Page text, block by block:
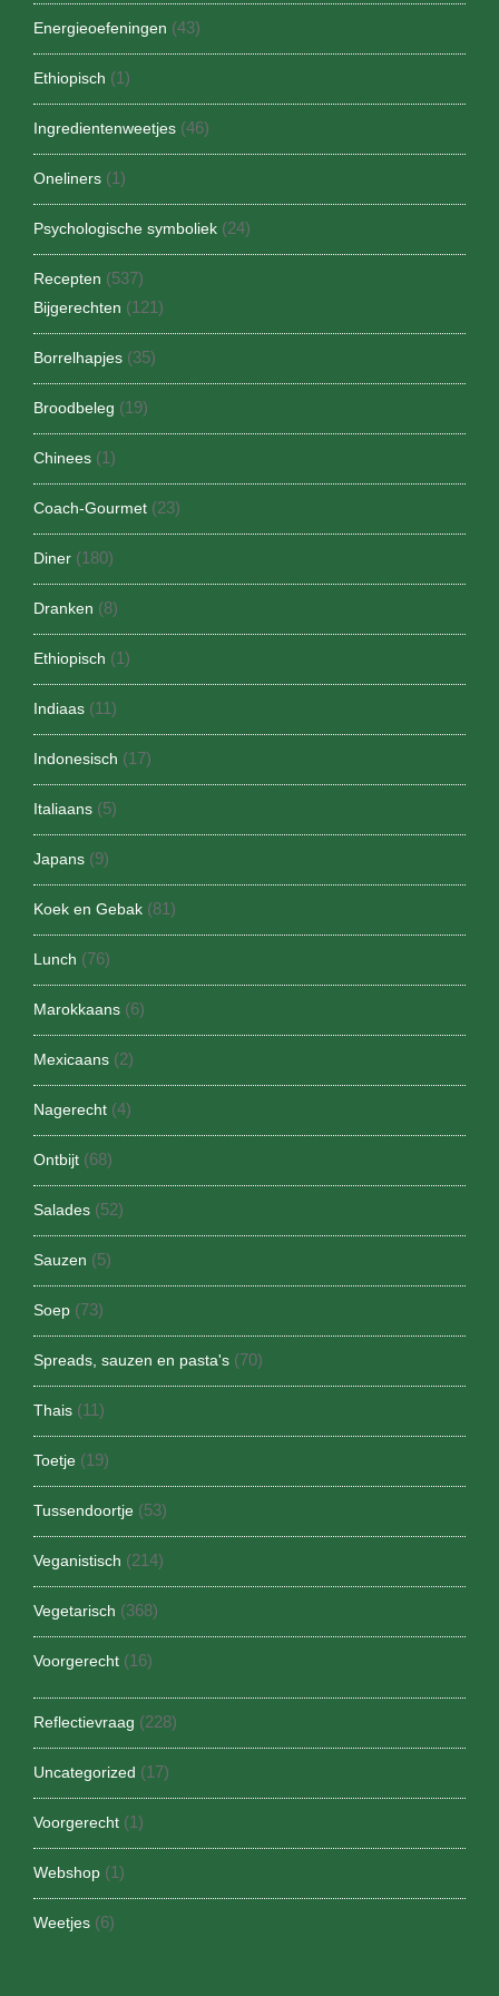
Energieoefeningen (43)
Ethiopisch (1)
Ingredientenweetjes (46)
Oneliners (1)
Psychologische symboliek (24)
Recepten (537)
Bijgerechten (121)
Borrelhapjes (35)
Broodbeleg (19)
Chinees (1)
Coach-Gourmet (23)
Diner (180)
Dranken (8)
Ethiopisch (1)
Indiaas (11)
Indonesisch (17)
Italiaans (5)
Japans (9)
Koek en Gebak (81)
Lunch (76)
Marokkaans (6)
Mexicaans (2)
Nagerecht (4)
Ontbijt (68)
Salades (52)
Sauzen (5)
Soep (73)
Spreads, sauzen en pasta's (70)
Thais (11)
Toetje (19)
Tussendoortje (53)
Veganistisch (214)
Vegetarisch (368)
Voorgerecht (16)
Reflectievraag (228)
Uncategorized (17)
Voorgerecht (1)
Webshop (1)
Weetjes (6)